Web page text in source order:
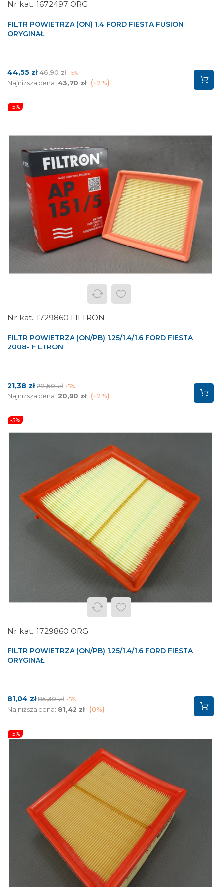
1672497 ORG
FILTR POWIETRZA (ON) 1.4 FORD FIESTA FUSION
ORYGINAŁ
Cena
44,55 zł Cena
podstawowa
46,90 zł -5%
Najniższa cena: 43,70 zł +2%
-5%
1729860 FILTRON
FILTR POWIETRZA (ON/PB) 1.25/1.4/1.6 FORD FIESTA
2008- FILTRON
Cena
21,38 zł Cena
podstawowa
22,50 zł -5%
Najniższa cena: 20,90 zł +2%
-5%
1729860 ORG
FILTR POWIETRZA (ON/PB) 1.25/1.4/1.6 FORD FIESTA
ORYGINAŁ
Cena
81,04 zł Cena
podstawowa
85,30 zł -5%
Najniższa cena: 81,42 zł 0%
-5%